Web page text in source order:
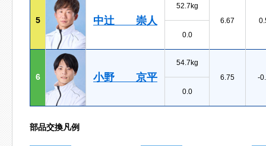
5 中辻 崇人
52.7kg
6.67
0.0
6 小野 京平
54.7kg
6.75
-
0.0
部品交換凡例